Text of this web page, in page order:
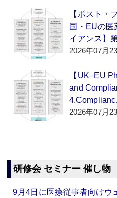
【ポスト・
国・EUの医
イアンス】
2026年07月
【UK–EU
and
2026年07月
研修会 セミナー 催し物
9月4日に医療従事者向け